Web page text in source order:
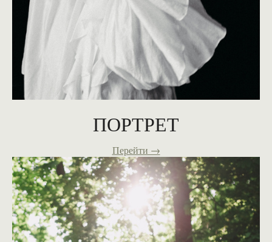
ПОРТРЕТ
Перейти →